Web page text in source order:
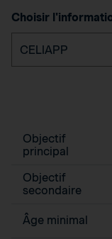
Choisir
Objectif
principal
Objectif
secondaire
Âge minimal